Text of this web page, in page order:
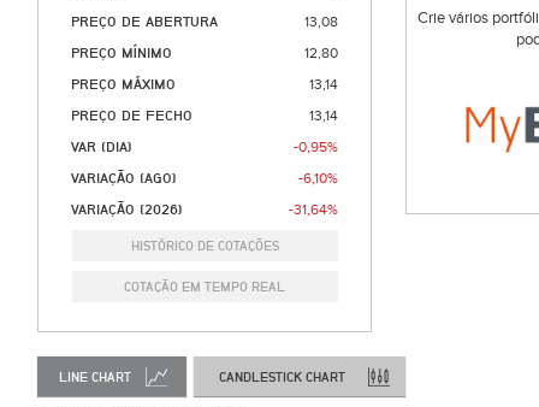
PREÇO DE ABERTURA 13,08
PREÇO MÍNIMO 12,80
PREÇO MÁXIMO 13,14
PREÇO DE FECHO 13,14
VAR (DIA) -0,95%
VARIAÇÃO (AGO) -6,10%
VARIAÇÃO (2026) -31,64%
HISTÓRICO DE COTAÇÕES
COTAÇÃO EM TEMPO REAL
Crie vários
LINE CHART CANDLESTICK CHART